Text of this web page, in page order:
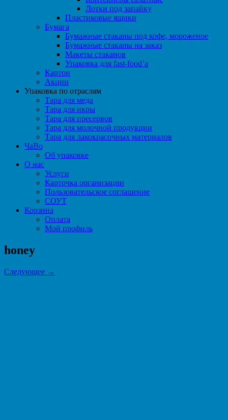
Лотки под запайку
Пластиковые ящики
Бумага
Бумажные стаканы под кофе, мороженое
Бумажные стаканы на заказ
Макеты стаканов
Упаковка для fast-food’а
Картон
Акции
Упаковка по отраслям
Тара для меда
Тара для икры
Тара для пресервов
Тара для молочной продукции
Тара для лакокрасочных материалов
ЧаВо
Об упаковке
О нас
Услуги
Карточка организации
Пользовательское соглашение
СОУТ
Корзина
Оплата
Мой профиль
honey
Следующее →